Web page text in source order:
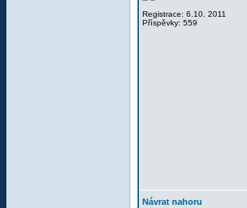
Registrace: 6.10. 2011
Příspěvky: 559
Návrat nahoru